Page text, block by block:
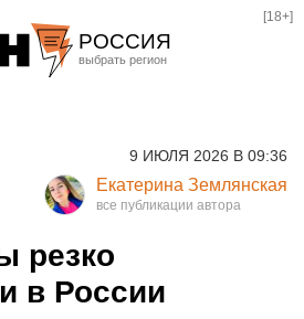
РОССИЯ
Оренбург
[18+]
9 ИЮЛЯ 2026 В 09:36
Екатерина Землянская
резко
в России